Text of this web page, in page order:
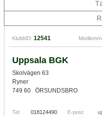
KlubbID: 12541
Uppsala BGK
Skolvägen 63
Ryner
749 60 ÖRSUNDSBRO
Tel: 018124490 E-post: